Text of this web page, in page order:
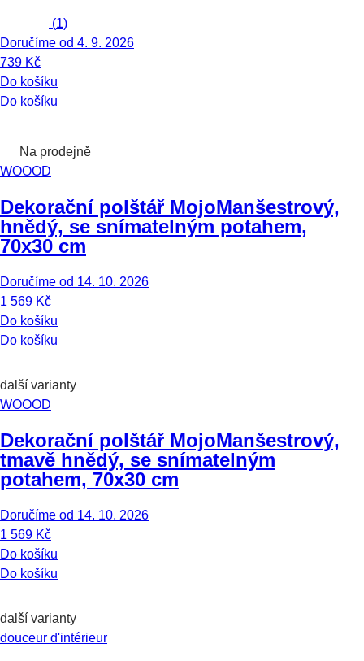
(1)
Doručíme od 4. 9. 2026
739 Kč
Do košíku
Do košíku
Na prodejně
WOOOD
Dekorační polštář MojoManšestrový,
hnědý, se snímatelným potahem,
70x30 cm
Doručíme od 14. 10. 2026
1 569 Kč
Do košíku
Do košíku
další varianty
WOOOD
Dekorační polštář MojoManšestrový,
tmavě hnědý, se snímatelným
potahem, 70x30 cm
Doručíme od 14. 10. 2026
1 569 Kč
Do košíku
Do košíku
další varianty
douceur d'intérieur